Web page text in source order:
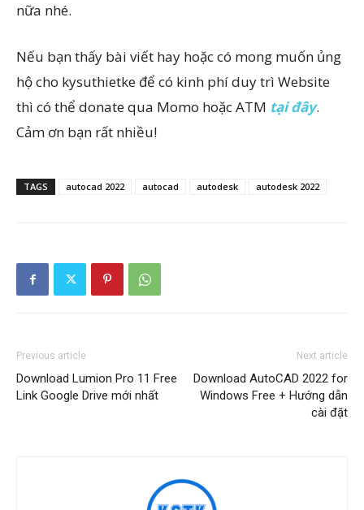
nữa nhé.
Nếu bạn thấy bài viết hay hoặc có mong muốn ủng
hộ cho kysuthietke để có kinh phí duy trì Website
thì có thể donate qua Momo hoặc ATM tại đây.
Cảm ơn bạn rất nhiều!
TAGS autocad 2022 autocad autodesk autodesk 2022
Previous article
Download Lumion Pro 11 Free
Link Google Drive mới nhất
Next article
Download AutoCAD 2022 for
Windows Free + Hướng dẫn
cài đặt